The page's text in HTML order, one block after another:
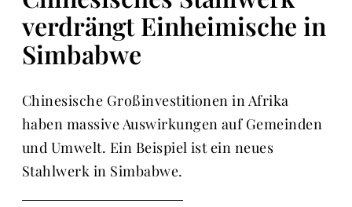
verdrängt Einheimische in
Simbabwe
Chinesische Großinvestitionen in Afrika
haben massive Auswirkungen auf Gemeinden
und Umwelt. Ein Beispiel ist ein neues
Stahlwerk in Simbabwe.